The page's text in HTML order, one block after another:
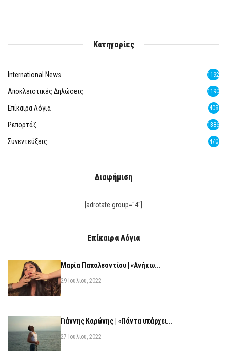
Κατηγορίες
International News 1192
Αποκλειστικές Δηλώσεις 1190
Επίκαιρα Λόγια 408
Ρεπορτάζ 1386
Συνεντεύξεις 470
Διαφήμιση
[adrotate group="4"]
Επίκαιρα Λόγια
Μαρία Παπαλεοντίου | «Ανήκω...
29 Ιουλίου, 2022
Γιάννης Καρώνης | «Πάντα υπάρχει...
27 Ιουλίου, 2022